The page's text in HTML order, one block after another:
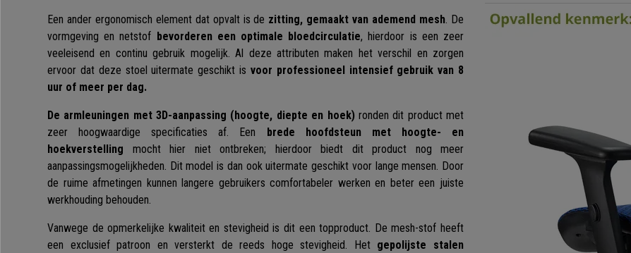
Een ander ergonomisch element dat opvalt is de zitting, gemaakt van ademend mesh. De
vormgeving en netstof bevorderen een optimale bloedcirculatie, hierdoor is een zeer
veeleisend en continu gebruik mogelijk. Al deze attributen maken het verschil en zorgen
ervoor dat deze stoel uitermate geschikt is voor professioneel intensief gebruik van 8
uur of meer per dag.
De armleuningen met 3D-aanpassing (hoogte, diepte en hoek) ronden dit product met
zeer hoogwaardige specificaties af. Een brede hoofdsteun met hoogte- en
hoekverstelling mocht hier niet ontbreken; hierdoor biedt dit product nog meer
aanpassingsmogelijkheden. Dit model is dan ook uitermate geschikt voor lange mensen. Door
de ruime afmetingen kunnen langere gebruikers comfortabeler werken en beter een juiste
werkhouding behouden.
Vanwege de opmerkelijke kwaliteit en stevigheid is dit een topproduct. De mesh-stof heeft
een exclusief patroon en versterkt de reeds hoge stevigheid. Het gepolijste stalen